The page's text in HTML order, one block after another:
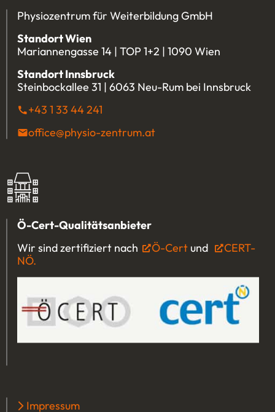
Physiozentrum für Weiterbildung GmbH
Standort Wien
Mariannengasse 14 | TOP 1+2 | 1090 Wien
Standort Innsbruck
Steinbockallee 31 | 6063 Neu-Rum bei Innsbruck
+43 1 33 44 241
office@physio-zentrum.at
Ö-Cert-Qualitätsanbieter
Wir sind zertifiziert nach
Ö-Cert (Öffnet in einem
und
CERT-
NÖ.
Impressum